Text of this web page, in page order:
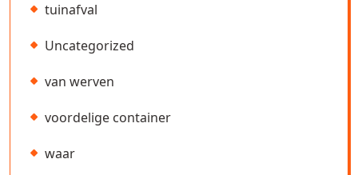
tuinafval
Uncategorized
van werven
voordelige container
waar